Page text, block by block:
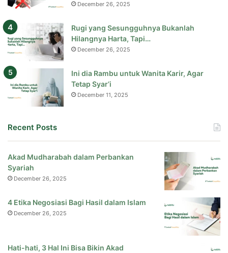
December 26, 2025
Rugi yang Sesungguhnya Bukanlah
Hilangnya Harta, Tapi…
December 26, 2025
Ini dia Rambu untuk Wanita Karir, Agar
Tetap Syar’i
December 11, 2025
Recent Posts
Akad Mudharabah dalam Perbankan
Syariah
December 26, 2025
4 Etika Negosiasi Bagi Hasil dalam Islam
December 26, 2025
Hati-hati, 3 Hal Ini Bisa Bikin Akad